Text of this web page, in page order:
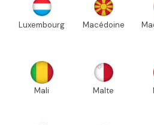
Luxembourg Macédoine
Mali Malte